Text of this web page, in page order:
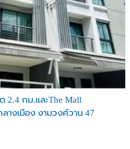
2.4 กม.และThe Mall
างเมือง งามวงศ์วาน 47